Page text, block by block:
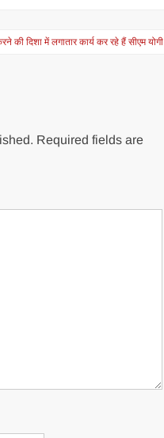
की दिशा में लगातार कार्य कर रहे हैं सीएम योगी
Required fields are